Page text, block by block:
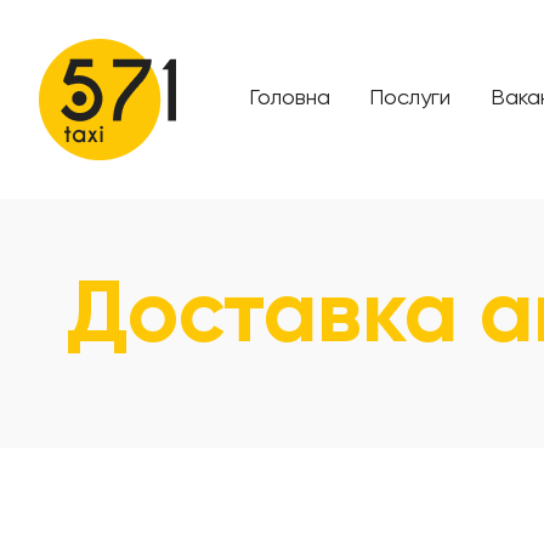
Головна Послуги
Доставка